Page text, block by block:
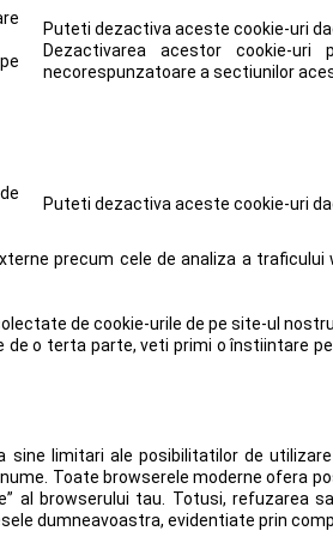
Puteti dezactiva aceste cookie-uri
Dezactivarea acestor cookie-
necorespunzatoare a sectiunilor
Puteti dezactiva aceste cookie-uri
precum cele de analiza a traficului
de cookie-urile de pe site-ul
o terta parte, veti primi o înstiintare
limitari ale posibilitatilor de
Toate browserele moderne ofera
al browserului tau. Totusi, refuzarea
dumneavoastra, evidentiate prin